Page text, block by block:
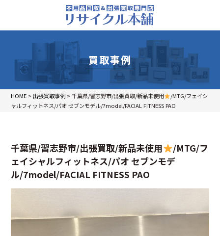
買取事例
HOME > 出張買取事例 >千葉県/習志野市/出張買取/新品未使用
/MTG/フェイシ
ャルフィットネス/パオ セブンモデル/7model/FACIAL FITNESS PAO
千葉県/習志野市/出張買取/新品未使用
/MTG/フ
ェイシャルフィットネス/パオ セブンモデ
ル/7model/FACIAL FITNESS PAO